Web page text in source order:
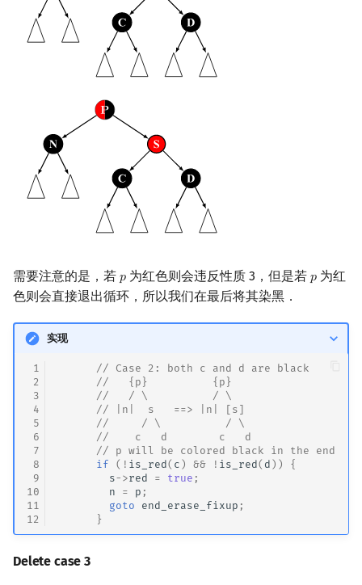
需要注意的是，若 𝑝
p 为红色则会违反性质 3，但是若𝑝
p 为红
色则会直接退出循环，所以我们在最后将其染黑．
实现
1
2
3
4
5
6
7
8
9
10
11
12
// Case 2: both c and d are black
//   {p}          {p}
//   / \          / \
      // |n|  s   ==> |n| [s]
//     / \          / \
      //    c   d        c   d
// p will be colored black in the end
if
( ! is_red( c ) && ! is_red( d ))
{
s->red = true ;
n
= p ;
goto
end_erase_fixup ;
}
Delete case 3